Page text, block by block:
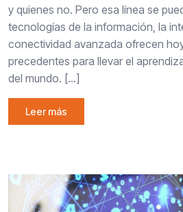
y quienes no. Pero esa línea se
tecnologías de la información, la
conectividad avanzada ofrecen
precedentes para llevar el
del mundo. […]
Leer más